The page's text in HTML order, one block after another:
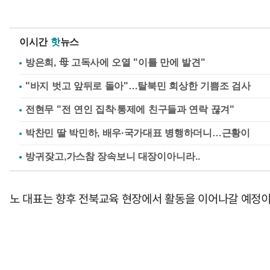
이시간 핫뉴스
방은희, 母 고독사에 오열 "이틀 만에 발견"
"바지 벗고 앞뒤로 돌아"…탈북민 회상한 기쁨조 검사
전현무 "전 연인 집착·통제에 친구들과 연락 끊겨"
박찬민 딸 박민하, 배우·국가대표 병행하더니…근황이
노 대표는 향후 전북교육 현장에서 활동을 이어나갈 예정